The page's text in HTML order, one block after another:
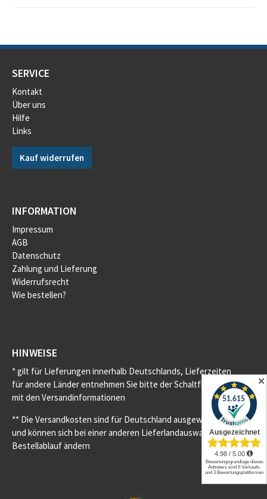
SERVICE
Kontakt
Über uns
Hilfe
Links
Kauf widerrufen
INFORMATION
Impressum
AGB
Datenschutz
Zahlung und Lieferung
Widerrufsrecht
Wie bestellen?
HINWEISE
* gilt für Lieferungen innerhalb Deutschlands, Lieferzeiten
für andere Länder entnehmen Sie bitte der Schaltfläche
mit den Versandinformationen
** Die Versandkosten sind für Deutschland ausgewiesen
und können sich bei einer anderen Lieferlandauswahl im
Bestellablauf ändern
✕